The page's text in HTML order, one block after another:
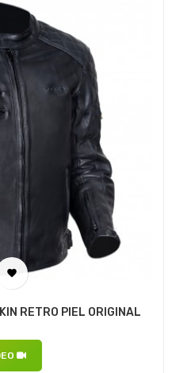

RETRO PIEL ORIGINAL